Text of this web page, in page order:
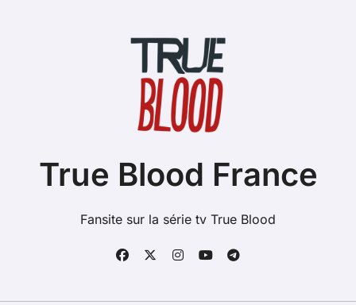
True Blood France
Fansite sur la série tv True Blood